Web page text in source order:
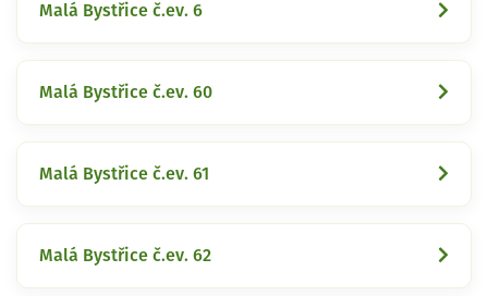
Malá Bystřice č.ev. 6
Malá Bystřice č.ev. 60
Malá Bystřice č.ev. 61
Malá Bystřice č.ev. 62